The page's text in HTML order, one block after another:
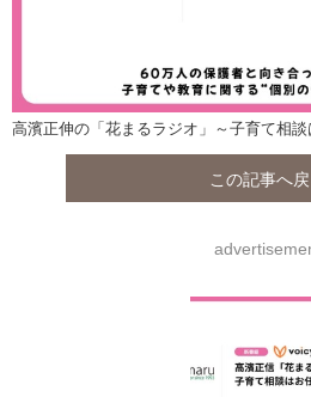
高濱正伸の「花まるラジオ」～子育て相談
この記事へ戻